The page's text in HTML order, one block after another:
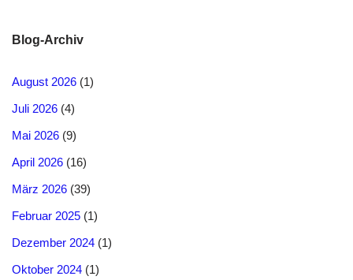
Blog-Archiv
August 2026 (1)
Juli 2026 (4)
Mai 2026 (9)
April 2026 (16)
März 2026 (39)
Februar 2025 (1)
Dezember 2024 (1)
Oktober 2024 (1)